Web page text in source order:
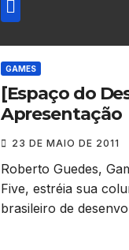
GAMES
[Espaço do
Apresentação
23 DE MAIO DE 2011
Roberto Guedes,
Five, estréia sua
brasileiro de